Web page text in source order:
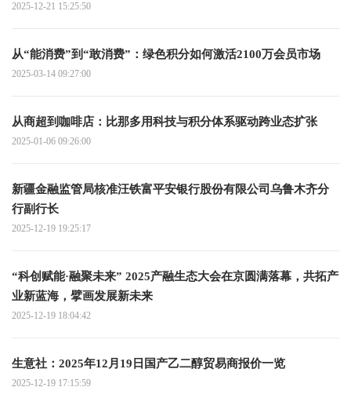
2025-12-21 15:25:50
从“能消费”到“敢消费”：绿色积分如何激活2100万会员市场
2025-03-14 09:27:00
从商超到咖啡店：比那多用科技与积分体系驱动跨业态扩张
2025-01-06 09:26:00
新疆金融监管局核准汪铁富平安银行股份有限公司乌鲁木齐分
行副行长
2025-12-19 19:25:17
“科创赋能·融聚未来” 2025产融生态大会在京圆满落幕，共拓产
业新蓝海，擘画发展新未来
2025-12-19 18:04:42
生意社：2025年12月19日国产乙二醇贸易商报价一览
2025-12-19 17:15:59